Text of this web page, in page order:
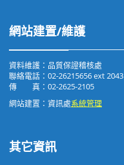
網站建置/維護
資料維護：品質保證稽核處
聯絡電話：02-26215656 ext 2043
傳 真：02-2625-2105
網站建置：資訊處系統管理
其它資訊